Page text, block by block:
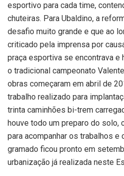
esportivo para cada time,
chuteiras. Para Ubaldino, a
desafio muito grande e que ao
criticado pela imprensa por
praça esportiva se encontrava e
o tradicional campeonato
obras começaram em abril de
trabalho realizado para
trinta caminhões bi-trem
houve todo um preparo do solo,
para acompanhar os trabalhos e
gramado ficou pronto em
urbanização já realizada neste